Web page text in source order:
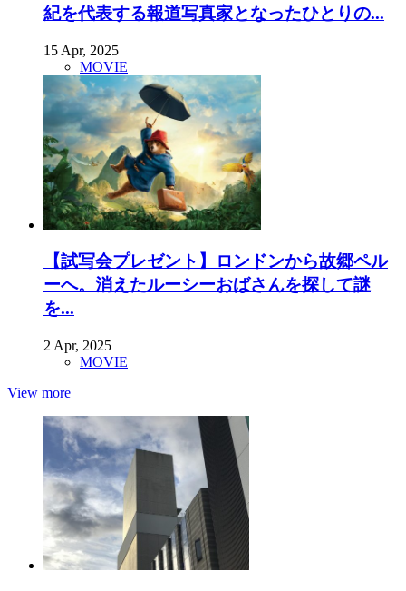
紀を代表する報道写真家となったひとりの...
15 Apr, 2025
MOVIE
【試写会プレゼント】ロンドンから故郷ペル
ーへ。消えたルーシーおばさんを探して謎
を...
2 Apr, 2025
MOVIE
View more